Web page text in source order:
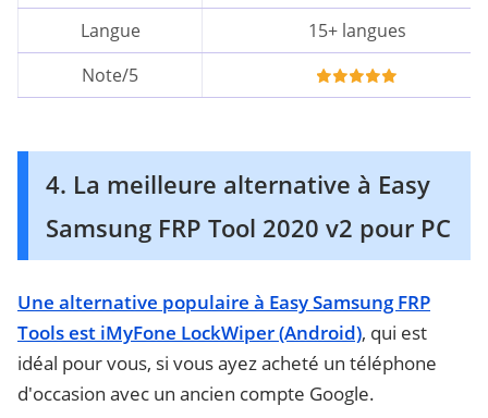
Langue
15+ langues
Note/5
4. La meilleure alternative à Easy
Samsung FRP Tool 2020 v2 pour PC
Une alternative populaire à Easy Samsung FRP
Tools est iMyFone LockWiper (Android), qui est
idéal pour vous, si vous ayez acheté un téléphone
d'occasion avec un ancien compte Google.